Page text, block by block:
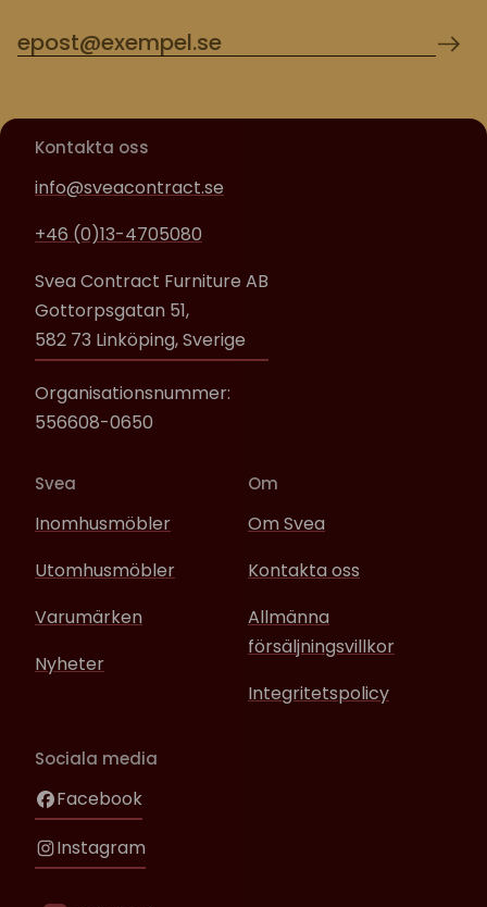
Kontakta oss
info@sveacontract.se
+46 (0)13-4705080
Svea Contract Furniture AB
Gottorpsgatan 51,
582 73 Linköping, Sverige
Organisationsnummer:
556608-0650
Svea
Inomhusmöbler
Utomhusmöbler
Varumärken
Nyheter
Om
Om Svea
Kontakta oss
Allmänna
försäljningsvillkor
Integritetspolicy
Sociala media
Facebook
Instagram